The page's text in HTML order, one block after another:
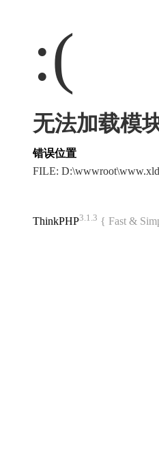
:(
无法加载模
错误位置
FILE:
ThinkPHP3.1.3 { Fast &